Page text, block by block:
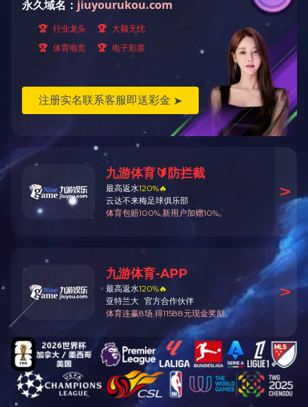
2.河南除砂器可广泛适用于水源热泵系统，采暖水，空调冷
却水、冷冻水，钢铁、发电、化工及其他工矿企业，自来水、
海水、地表水、地下水等。
没有了 没有了